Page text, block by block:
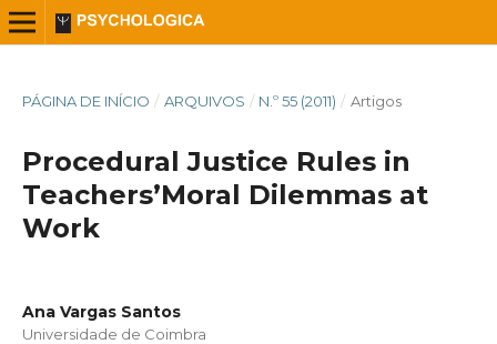
PÁGINA DE INÍCIO / ARQUIVOS / N.º 55 (2011) / Artigos
Procedural Justice Rules in
Teachers’Moral Dilemmas at
Work
Ana Vargas Santos
Universidade de Coimbra